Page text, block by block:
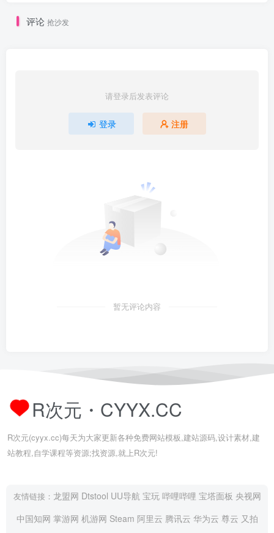
评论 抢沙发
请登录后发表评论
登录 注册
暂无评论内容
R次元・CYYX.CC
R次元(cyyx.cc)每天为大家更新各种免费网站模板,建站源码,设计素材,建
站教程,自学课程等资源;找资源,就上R次元!
友情链接： 龙盟网 Dtstool UU导航 宝玩 哔哩哔哩 宝塔面板 央视网
中国知网 掌游网 机游网 Steam 阿里云 腾讯云 华为云 尊云 又拍